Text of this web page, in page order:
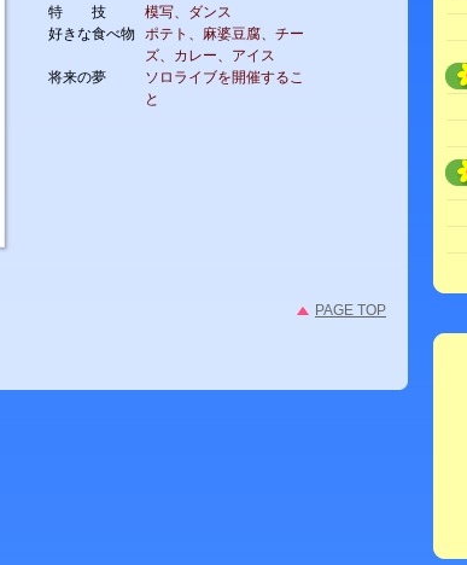
特 技
模写、ダンス
好きな食べ物
ポテト、麻婆豆腐、チー
ズ、カレー、アイス
将来の夢
ソロライブを開催するこ
と
PAGE TOP